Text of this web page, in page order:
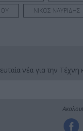
ΝΙΚΟΣ ΝΑΥΡΙΔΗΣ
νέα για την Τέχνη